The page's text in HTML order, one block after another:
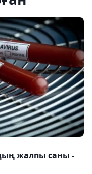
жалпы саны -